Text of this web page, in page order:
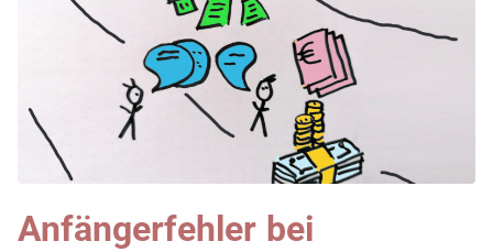
Anfängerfehler bei